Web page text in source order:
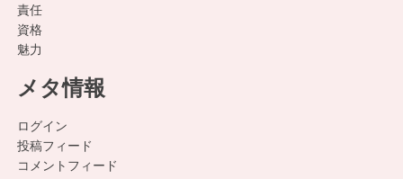
責任
資格
魅力
メタ情報
ログイン
投稿フィード
コメントフィード